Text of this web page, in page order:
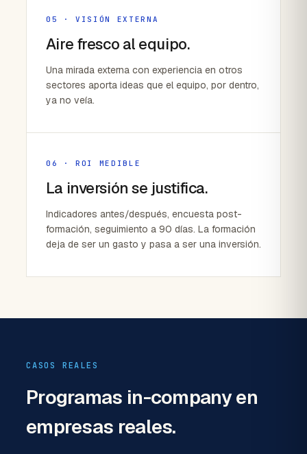
05 · VISIÓN EXTERNA
Aire fresco al equipo.
Una mirada externa con experiencia en otros
sectores aporta ideas que el equipo, por dentro,
ya no veía.
06 · ROI MEDIBLE
La inversión se justifica.
Indicadores antes/después, encuesta post-
formación, seguimiento a 90 días. La formación
deja de ser un gasto y pasa a ser una inversión.
CASOS REALES
Programas in-companyen
empresas reales.